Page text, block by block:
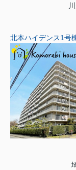
北本ハイデンス1